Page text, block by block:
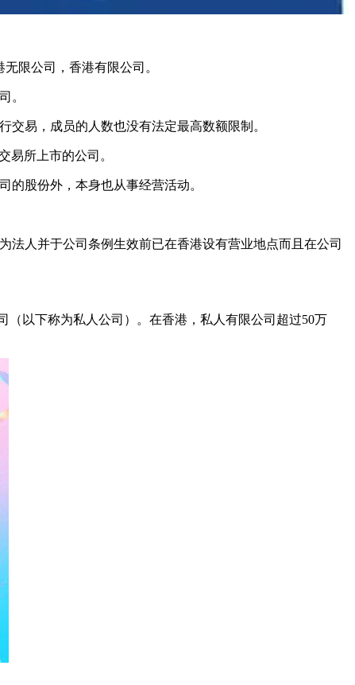
限公司，香港有限公司。
。
易，成员的人数也没有法定最高数额限制。
易所上市的公司。
的股份外，本身也从事经营活动。
人并于公司条例生效前已在香港设有营业地点而且在公司
以下称为私人公司）。在香港，私人有限公司超过50万